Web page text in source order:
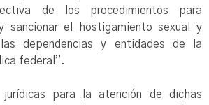
de los procedimientos para
sancionar el hostigamiento sexual y
dependencias y entidades de la
federal”.
jurídicas para la atención de dichas